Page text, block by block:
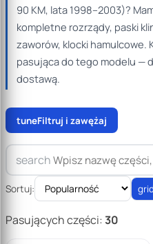
90 KM, lata 1998–2003)?
kompletne rozrządy, paski
zaworów, klocki hamulcowe.
pasująca do tego modelu —
dostawą.
tuneFiltruj i zawężaj
search
Sortuj:
Pasujących części:30